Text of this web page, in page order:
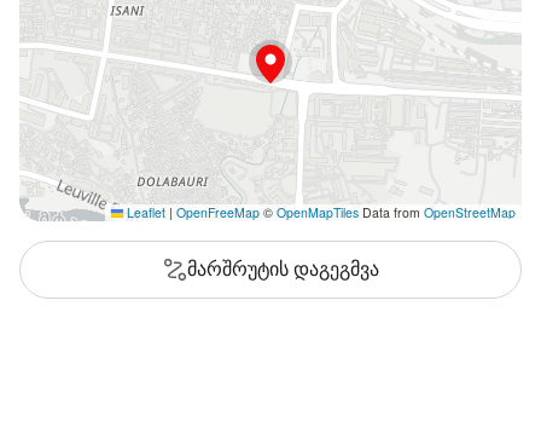
Leaflet | OpenFreeMap © OpenMapTiles Data from OpenStreetMap
მარშრუტის დაგეგმვა